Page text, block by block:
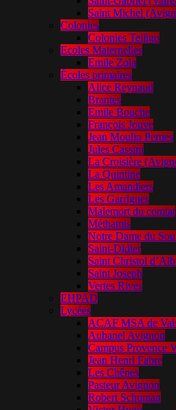
Saint Michel
Colonies
Colonies Telligo
Ecoles Maternelles
Emile Zola
Écoles primaires
Alice Reynaud
Brantes
Emile Bouche
François Jouve
Jean Moulin Pernes
Jules Cassini
La Croisière
La Quintine
Les Amandiers
Les Garrigues
Malemort du comtat
Méthamis
Notre Dame du
Saint-Didier
Saint Christol
Saint Joseph
Vertes Rives
EHPAD
Lycées
ACAF MSA de
Aubanel Avignon
Campus Provence
Jean Henri Fabre
Les Chênes
Pasteur Avignon
Robert Schuman